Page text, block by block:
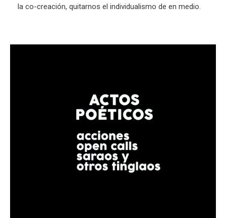
la co-creación, quitarnos el individualismo de en medio.